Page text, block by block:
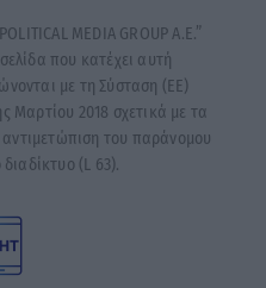
MEDIA GROUP A.E.”
που κατέχει αυτή
με τη Σύσταση (ΕΕ)
Μαρτίου 2018 σχετικά με τα
του παράνομου
(L 63).